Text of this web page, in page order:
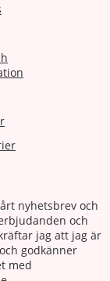
nyhetsbrev och
och
jag att jag är
godkänner
med